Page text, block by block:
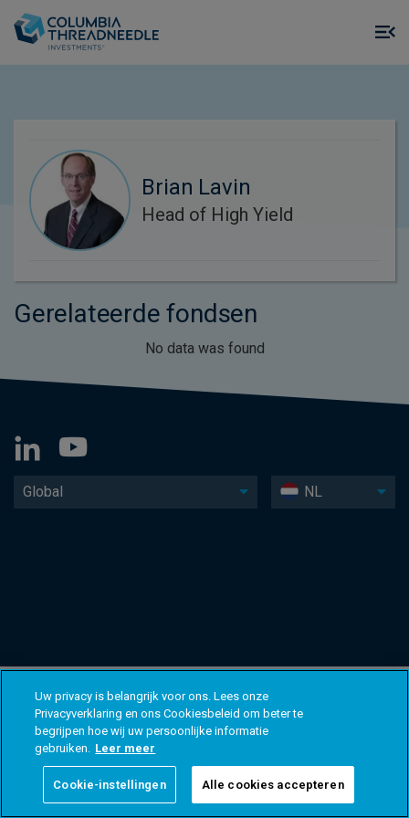
Brian Lavin
Head of High Yield
Gerelateerde fondsen
No data was found
Global NL
Uw privacy is belangrijk voor ons. Lees onze
Privacyverklaring en ons Cookiesbeleid om beter te
begrijpen hoe wij uw persoonlijke informatie
gebruiken. Leer meer
Cookie-instellingen Alle cookies accepteren